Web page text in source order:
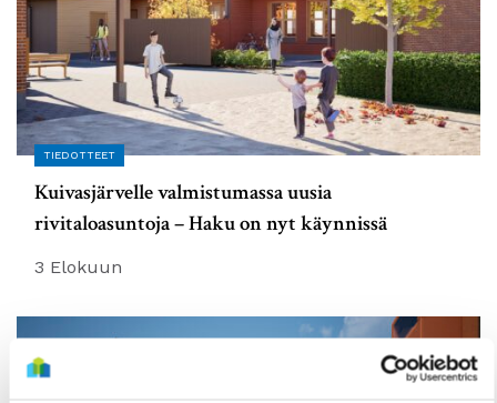
TIEDOTTEET
Kuivasjärvelle valmistumassa uusia
rivitaloasuntoja – Haku on nyt käynnissä
3 Elokuun